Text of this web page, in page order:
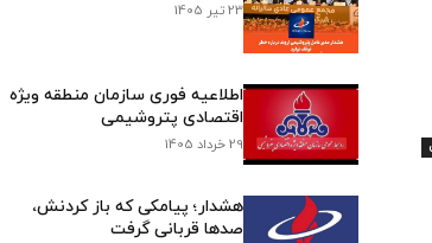
23 تیر 1405
اطلاعیه فوری سازمان منطقه ویژه
اقتصادی پتروشیمی
29 خرداد 1405
هشدار؛ پیامکی که باز کردنش،
صدها قربانی گرفت